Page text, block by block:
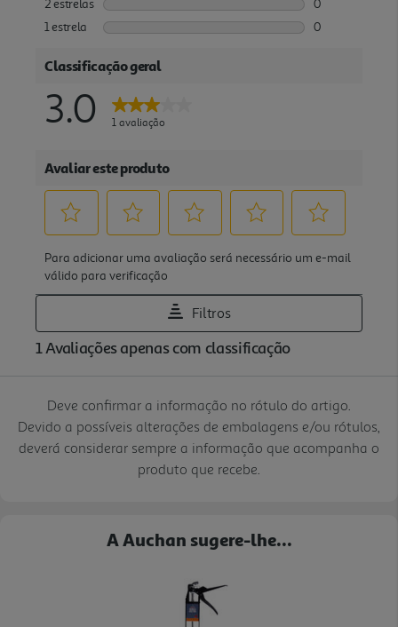
Deve confirmar a informação no rótulo do artigo.
Devido a possíveis alterações de embalagens e/ou rótulos,
deverá considerar sempre a informação que acompanha o
produto que recebe.
A Auchan sugere-lhe...